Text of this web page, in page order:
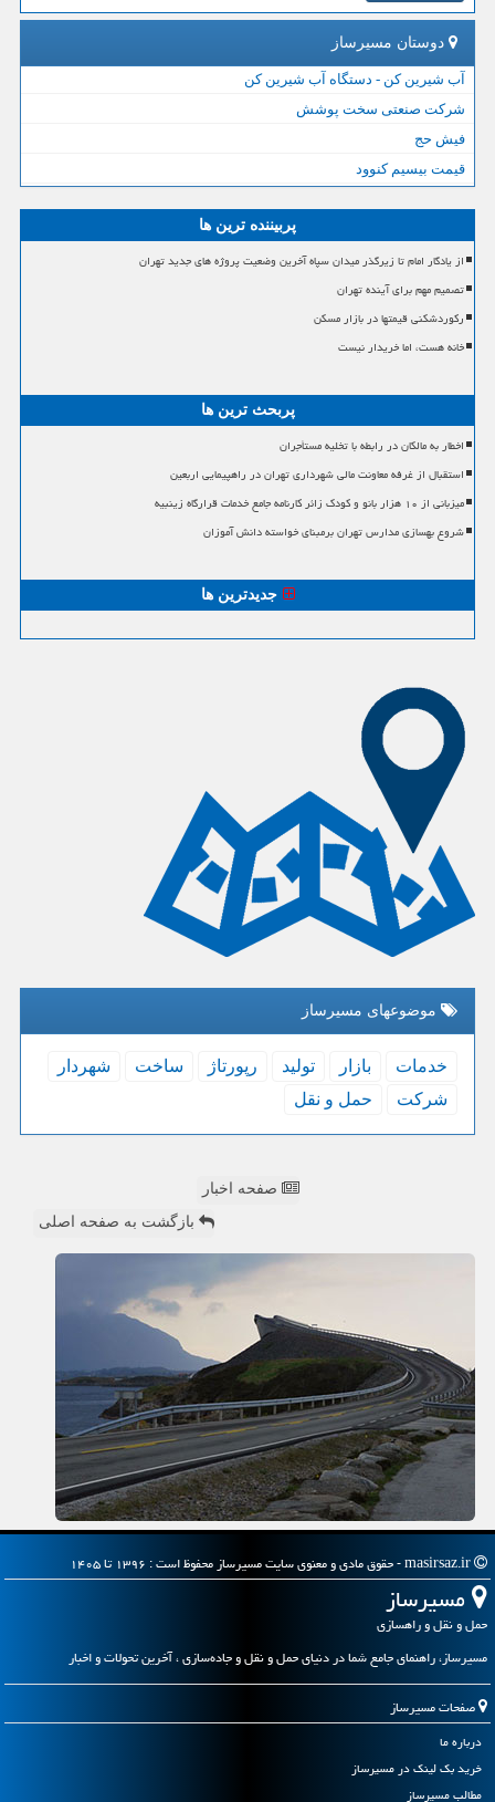
دوستان مسیرساز
آب شیرین کن - دستگاه آب شیرین کن
شرکت صنعتی سخت پوشش
فیش حج
قیمت بیسیم کنوود
پربیننده ترین ها
از یادگار امام تا زیرگذر میدان سپاه آخرین وضعیت پروژه های جدید تهران
تصمیم مهم برای آینده تهران
رکوردشکنی قیمتها در بازار مسکن
خانه هست، اما خریدار نیست
پربحث ترین ها
اخطار به مالکان در رابطه با تخلیه مستأجران
استقبال از غرفه معاونت مالی شهرداری تهران در راهپیمایی اربعین
میزبانی از ۱۰ هزار بانو و کودک زائر کارنامه جامع خدمات قرارگاه زینبیه
شروع بهسازی مدارس تهران برمبنای خواسته دانش آموزان
جدیدترین ها
موضوعهای مسیرساز
خدمات بازار تولید رپورتاژ ساخت
شهردار
شركت
حمل و نقل
صفحه اخبار
بازگشت به صفحه اصلی
مسیرساز
حمل و نقل و راهسازی
مسیرساز، راهنمای جامع شما در دنیای حمل و نقل و جاده‌سازی ، آخرین تحولات و اخبار
صفحات مسیرساز
درباره ما
خرید بک لینک در مسیرساز
مطالب مسیرساز